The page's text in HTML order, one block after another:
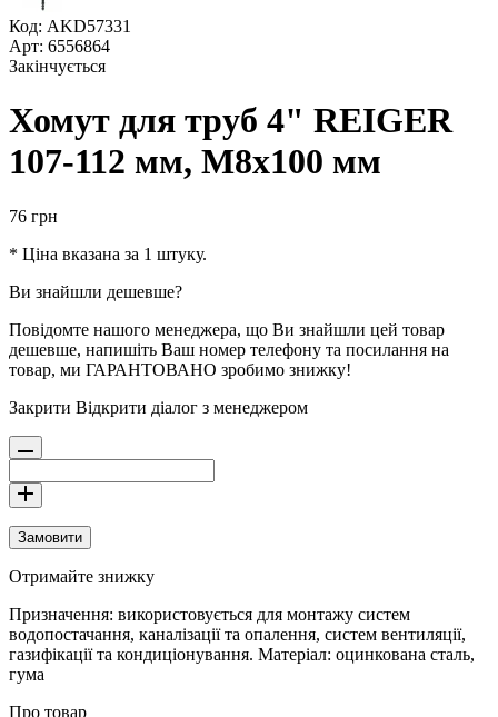
Код: AKD57331
Арт: 6556864
Закінчується
Хомут для труб 4" REIGER
107-112 мм, M8x100 мм
76 грн
* Ціна вказана за 1 штуку.
Ви знайшли дешевше?
Повідомте нашого менеджера, що Ви знайшли цей товар
дешевше, напишіть Ваш номер телефону та посилання на
товар, ми ГАРАНТОВАНО зробимо знижку!
Закрити Відкрити діалог з менеджером
Замовити
Отримайте знижку
Призначення: використовується для монтажу систем
водопостачання, каналізації та опалення, систем вентиляції,
газифікації та кондиціонування. Матеріал: оцинкована сталь,
гума
Про товар